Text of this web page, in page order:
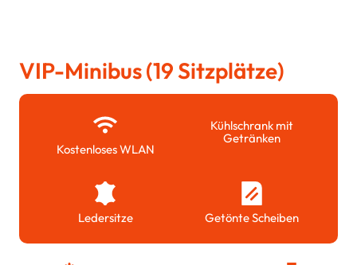
VIP-Minibus (19 Sitzplätze)
Kostenloses WLAN
Kühlschrank mit
Getränken
Ledersitze Getönte Scheiben